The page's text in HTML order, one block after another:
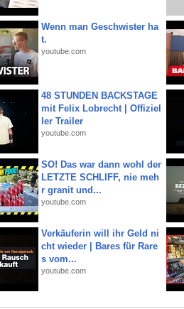
Wenn man Geschwister ha
t.
youtube.com
48 STUNDEN BACKSTAGE
mit Felix Lobrecht | Offiziel
ler Trailer
youtube.com
SO! Das war dann wohl der
LETZTE SCHLIFF, nie meh
r granit und...
youtube.com
Verkäuferin will ihr Geld ni
cht wieder | Bares für Rare
s vom...
youtube.com